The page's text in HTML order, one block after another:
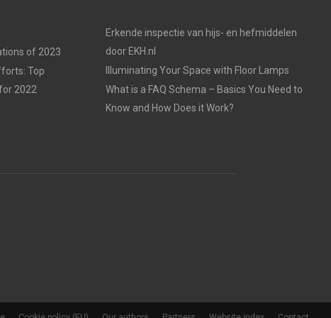
of 2023
Top
2022
Erkende inspectie van hijs- en hefmiddelen
door EKH.nl
Illuminating Your Space with Floor Lamps
What is a FAQ Schema – Basics You Need to
Know and How Does it Work?